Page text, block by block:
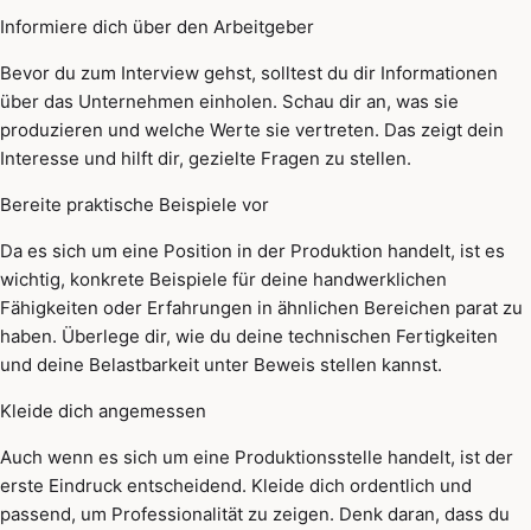
Informiere dich über den Arbeitgeber
Bevor du zum Interview gehst, solltest du dir Informationen
über das Unternehmen einholen. Schau dir an, was sie
produzieren und welche Werte sie vertreten. Das zeigt dein
Interesse und hilft dir, gezielte Fragen zu stellen.
Bereite praktische Beispiele vor
Da es sich um eine Position in der Produktion handelt, ist es
wichtig, konkrete Beispiele für deine handwerklichen
Fähigkeiten oder Erfahrungen in ähnlichen Bereichen parat zu
haben. Überlege dir, wie du deine technischen Fertigkeiten
und deine Belastbarkeit unter Beweis stellen kannst.
Kleide dich angemessen
Auch wenn es sich um eine Produktionsstelle handelt, ist der
erste Eindruck entscheidend. Kleide dich ordentlich und
passend, um Professionalität zu zeigen. Denk daran, dass du